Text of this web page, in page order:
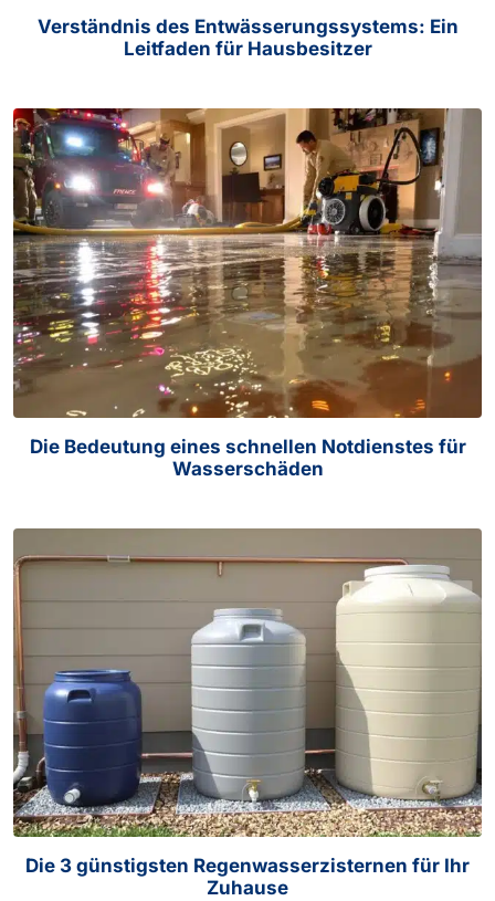
Verständnis des Entwässerungssystems: Ein
Leitfaden für Hausbesitzer
Die Bedeutung eines schnellen Notdienstes für
Wasserschäden
Die 3 günstigsten Regenwasserzisternen für Ihr
Zuhause